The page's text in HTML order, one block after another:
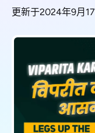
更新于2024年9月17